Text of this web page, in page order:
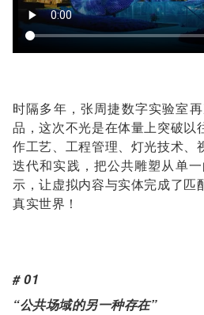
时隔多年，张周捷数字实验室
品，这次不光是在体量上突破以
作工艺、工程管理、灯光技术、
迭代和实践，把公共雕塑从单
示，让虚拟内容与实体完成了匹
真实世界！
# 01
“公共场域的另一种存在”